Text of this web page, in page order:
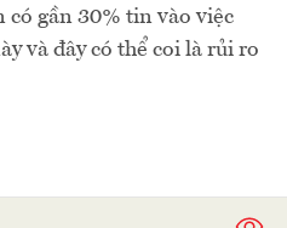
có gần 30% tin vào việc
và đây có thể coi là rủi ro